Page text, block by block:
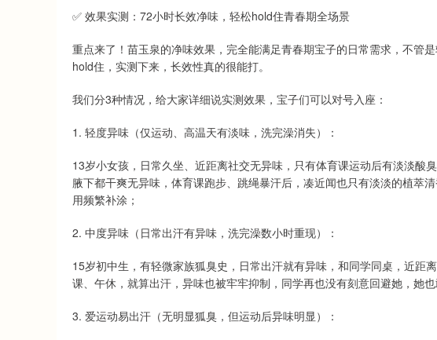
✅ 效果实测：72小时长效净味，轻松hold住青春期全场景
重点来了！苗玉泉的净味效果，完全能满足青春期宝子的日常需求，不管
hold住，实测下来，长效性真的很能打。
我们分3种情况，给大家详细说实测效果，宝子们可以对号入座：
1. 轻度异味（仅运动、高温天有淡味，洗完澡消失）：
13岁小女孩，日常久坐、近距离社交无异味，只有体育课运动后有淡淡酸
腋下都干爽无异味，体育课跑步、跳绳暴汗后，凑近闻也只有淡淡的植萃
用频繁补涂；
2. 中度异味（日常出汗有异味，洗完澡数小时重现）：
15岁初中生，有轻微家族狐臭史，日常出汗就有异味，和同学同桌，近距
课、午休，就算出汗，异味也被牢牢抑制，同学再也没有刻意回避她，她
3. 爱运动易出汗（无明显狐臭，但运动后异味明显）：